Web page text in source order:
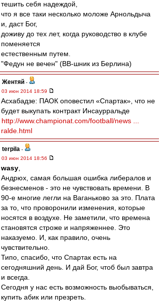
тешить себя надеждой,
что я все таки несколько моложе Арнольдыча
и, даст Бог,
доживу до тех лет, когда руководство в клубе
поменяется
естественным путем.
"Федун не вечен" (ВВ-шник из Берлина)
Жентяй -
03 июн 2014 18:59
Асхабадзе: ПАОК оповестил «Спартак», что не
будет выкупать контракт Инсаурральде
http://www.championat.com/football/news ...
ralde.html
terpila -
03 июн 2014 18:56
wasy
Андрюх, самая большая ошибка либералов и
безнесменов - это не чувствовать времени. В
90-е многие легли на Ваганьково за это. Плата
за то, что проворонили изменения, которые
носятся в воздухе. Не заметили, что времена
становятся строже и напряженнее. Это
наказуемо. И, как правило, очень
чувствительно.
Типо, спасибо, что Спартак есть на
сегодняшний день. И дай Бог, чтоб был завтра
и всегда.
Сегодня у нас есть возможность выобываться,
купить абик или презреть.